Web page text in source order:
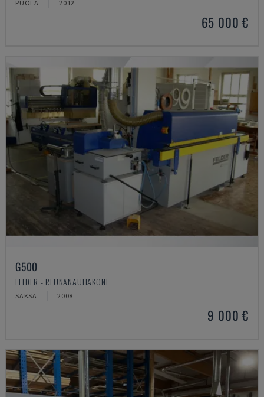
PUOLA 2012
65 000 €
G500
FELDER - REUNANAUHAKONE
SAKSA 2008
9 000 €